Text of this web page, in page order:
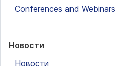
Conferences and Webinars
Новости
Новости